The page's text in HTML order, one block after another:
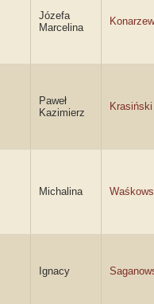
Józefa
Marcelina
Paweł
Kazimierz
Krasiński
Michalina
Ignacy